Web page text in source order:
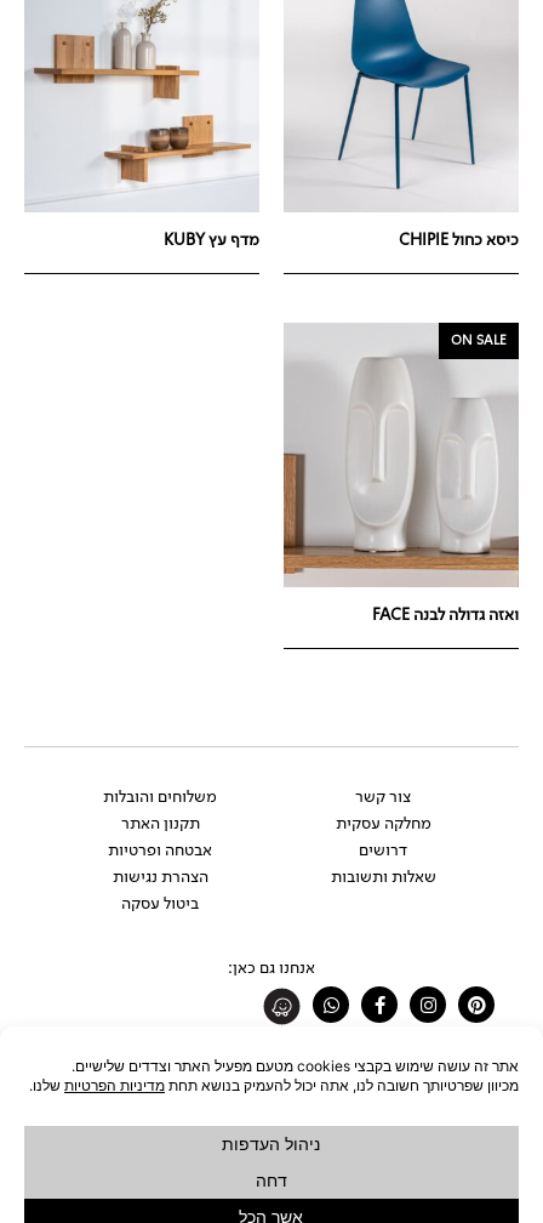
כיסא כחול CHIPIE מדף עץ KUBY
ON SALE
ואזה גדולה לבנה FACE
צור קשר
מחלקה עסקית
דרושים
שאלות ותשובות
משלוחים והובלות
תקנון האתר
אבטחה ופרטיות
הצהרת נגישות
ביטול עסקה
אנחנו גם כאן:
Pinterest
Instagram
Facebook-
f
Whatsapp
רוצים להתעדכן לפני כולם?